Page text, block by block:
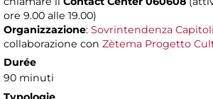
ore 9.00 alle 19.00)
Organizzazione: Sovrintendenza
collaborazione con Zètema Progetto
Durée
90 minuti